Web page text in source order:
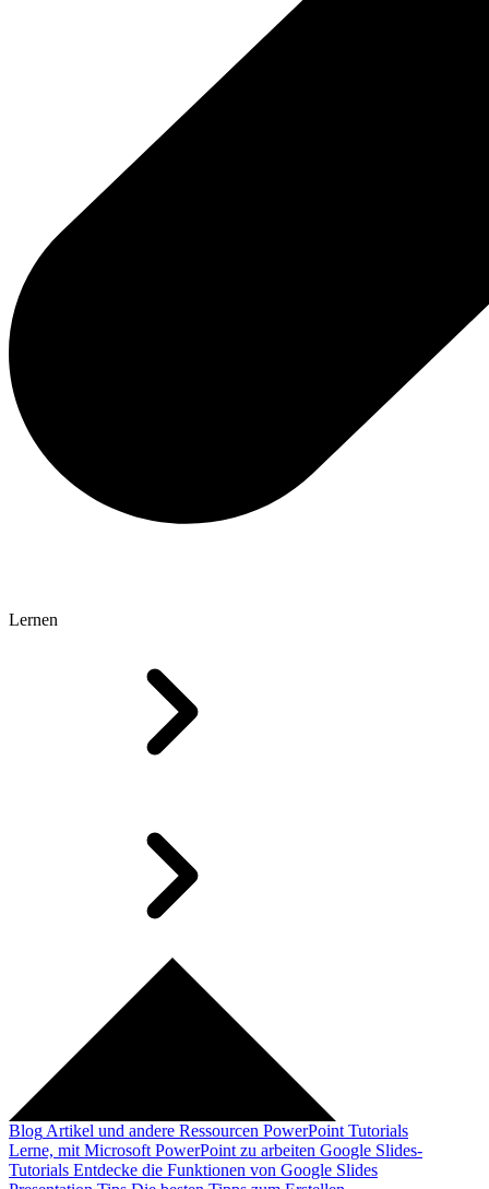
Lernen
Blog Artikel und andere Ressourcen PowerPoint Tutorials
Lerne, mit Microsoft PowerPoint zu arbeiten Google Slides-
Tutorials Entdecke die Funktionen von Google Slides